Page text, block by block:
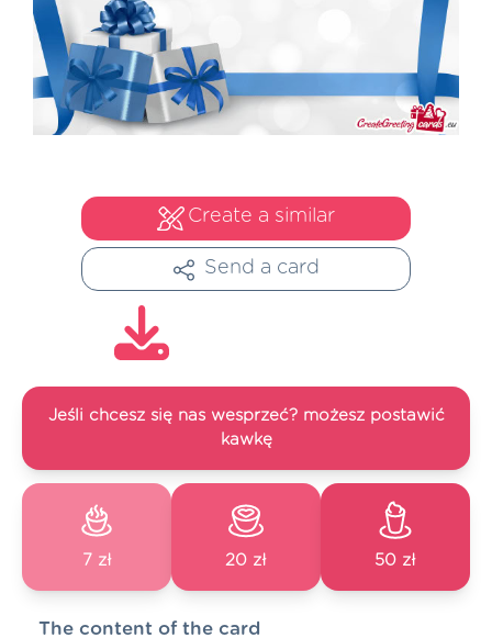
Create a similar
Send a card
Jeśli chcesz się nas wesprzeć? możesz postawić
kawkę
7 zł 20 zł 50 zł
The content of the card